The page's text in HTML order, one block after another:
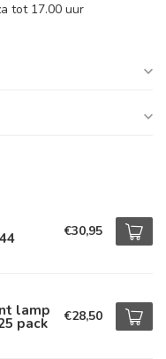
tot 17.00 uur
€30,95
lamp
pack €28,50